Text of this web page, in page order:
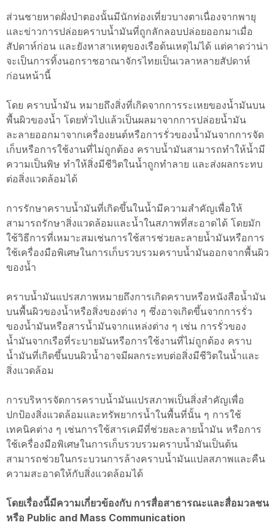
ส่วนชายหาดฝั่งป่าตองนั้นมีนักท่องเที่ยวบางตาเนื่องจากพายุ
และข่าวการปล่อยคราบนํ้ามันที่ถูกลักลอบปล่อยออกมาเมื่อ
สัปดาห์ก่อน และยังหาสาเหตุของเรือต้นเหตุไม่ได้ แต่คาดว่าน่า
จะเป็นการทิ้งนอกราชอาณาจักรไทยเป็นเวลาหลายสัปดาห์
ก่อนหน้านี้
โดย คราบน้ำมัน หมายถึงสิ่งที่เกิดจากการระเหยของน้ำมันบน
พื้นผิวของน้ำ โดยทั่วไปแล้วเป็นผลมาจากการปล่อยน้ำมัน
ละลายออกมาจากเครื่องยนต์หรือการรั่วของน้ำมันจากการจัด
เก็บหรือการใช้งานที่ไม่ถูกต้อง คราบน้ำมันสามารถทำให้น้ำมี
ความเป็นพิษ ทำให้สิ่งมีชีวิตในน้ำถูกทำลาย และส่งผลกระทบ
ต่อสิ่งแวดล้อมได้
การรักษาคราบน้ำมันที่เกิดขึ้นในน้ำมีความสำคัญเพื่อให้
สามารถรักษาสิ่งแวดล้อมและน้ำในสภาพที่สะอาดได้ โดยมัก
ใช้วิธีการที่เหมาะสมเช่นการใช้สารช่วยละลายน้ำมันหรือการ
ใช้เครื่องมือพิเศษในการเก็บรวบรวมคราบน้ำมันออกจากพื้นผิว
ของน้ำ
คราบน้ำมันแปรสภาพหมายถึงการเกิดคราบหรือหนังสือน้ำมัน
บนพื้นผิวของน้ำหรือสิ่งของต่าง ๆ ซึ่งอาจเกิดขึ้นจากการรั่ว
ของน้ำมันหรือสารน้ำมันจากแหล่งต่าง ๆ เช่น การรั่วของ
น้ำมันจากเรือที่ระบายมันหรือการใช้งานที่ไม่ถูกต้อง คราบ
น้ำมันที่เกิดขึ้นบนผิวน้ำอาจมีผลกระทบต่อสิ่งมีชีวิตในน้ำและ
สิ่งแวดล้อม
การบริหารจัดการคราบน้ำมันแปรสภาพเป็นสิ่งสำคัญเพื่อ
ปกป้องสิ่งแวดล้อมและทรัพยากรน้ำในพื้นที่นั้น ๆ การใช้
เทคนิคต่าง ๆ เช่นการใช้สารเคมีที่ช่วยละลายน้ำมัน หรือการ
ใช้เครื่องมือพิเศษในการเก็บรวบรวมคราบน้ำมันเป็นต้น
สามารถช่วยในกระบวนการล้างคราบน้ำมันแปลสภาพและคืน
ความสะอาดให้กับสิ่งแวดล้อมได้
โดยเรื่องนี้มีความเกี่ยวข้องกับ การสื่อสาธารณะและสื่อมวลชน
หรือ Public and Mass Communication